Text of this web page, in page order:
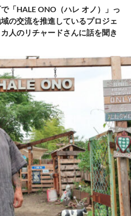
「HALE ONO（ハレ オノ）」っ
の交流を推進しているプロジェ
人のリチャードさんに話を聞き